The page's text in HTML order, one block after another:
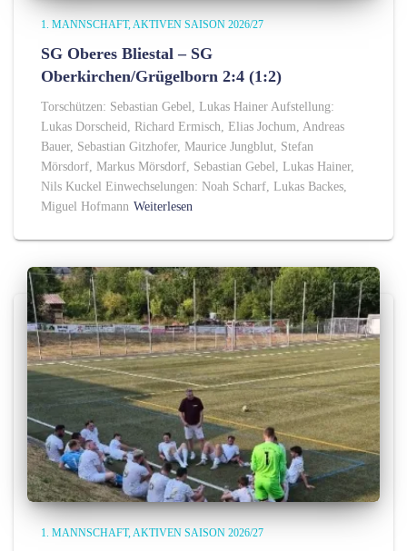
1. MANNSCHAFT AKTIVEN SAISON 2026/27
SG Oberes Bliestal – SG
Oberkirchen/Grügelborn 2:4 (1:2)
Torschützen: Sebastian Gebel, Lukas Hainer Aufstellung:
Lukas Dorscheid, Richard Ermisch, Elias Jochum, Andreas
Bauer, Sebastian Gitzhofer, Maurice Jungblut, Stefan
Mörsdorf, Markus Mörsdorf, Sebastian Gebel, Lukas Hainer,
Nils Kuckel Einwechselungen: Noah Scharf, Lukas Backes,
Miguel Hofmann Weiterlesen
1. MANNSCHAFT AKTIVEN SAISON 2026/27